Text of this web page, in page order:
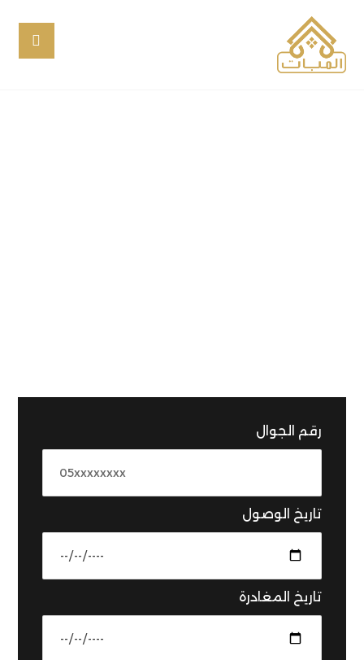
رقم الجوال
تاريخ الوصول
تاريخ المغادرة